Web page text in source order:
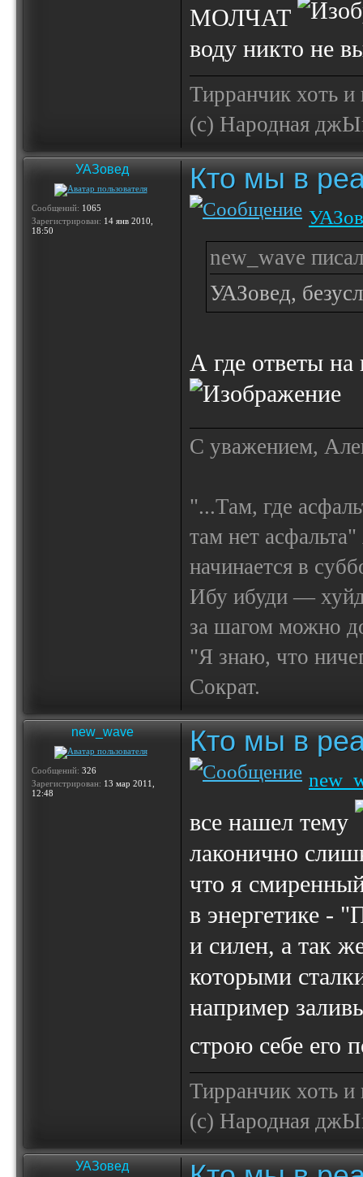
МОЛЧАТ
воду никто не
Тирранчик хоть и
(с) Народная
УАЗовед
Сообщений: 1065
Зарегистрирован: 14 янв 2010,
18:50
Кто мы в
new_wave
УАЗовед,
А где ответы
С уважением,
"...Там, где
там нет
начинается в
Ибу ибуди —
за шагом можно
"Я знаю, что
Сократ.
new_wave
Сообщений: 326
Зарегистрирован: 13 мар 2011,
12:48
Кто мы в
все нашел тему
лаконично
что я
в энергетике -
и силен, а так
которыми
например
строю себе его
Тирранчик хоть и
(с) Народная
УАЗовед